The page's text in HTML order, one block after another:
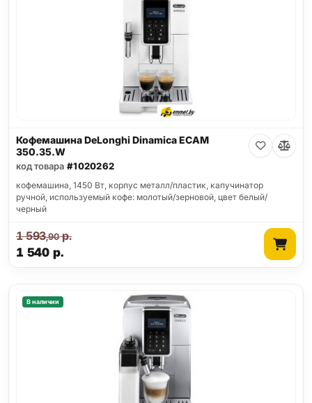
Кофемашина DeLonghi Dinamica ECAM
350.35.W
код товара #1020262
кофемашина, 1450 Вт, корпус металл/пластик, капучинатор
ручной, используемый кофе: молотый/зерновой, цвет белый/
черный
1 540 р.
1 593,90р.
В наличии